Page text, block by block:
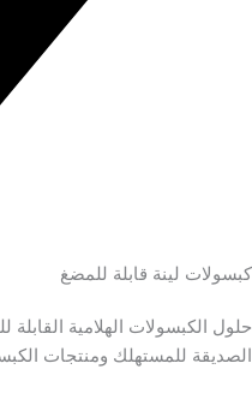
كبسولات لينة قابلة للمضغ
حلول الكبسولات الهلامية القابلة
الصديقة للمستهلك ومنتجات